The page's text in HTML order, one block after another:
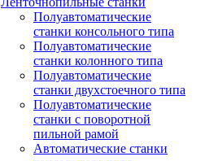
Полуавтоматические
станки консольного типа
Полуавтоматические
станки колонного типа
Полуавтоматические
станки двухстоечного типа
Полуавтоматические
станки с поворотной
пильной рамой
Автоматические станки